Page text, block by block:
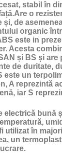
stabil în
o
și, de
organic
este in
Acesta
și BS și are
de duritate,
este un
A reprezintă
iar S
electrică bună
utilizat în
un